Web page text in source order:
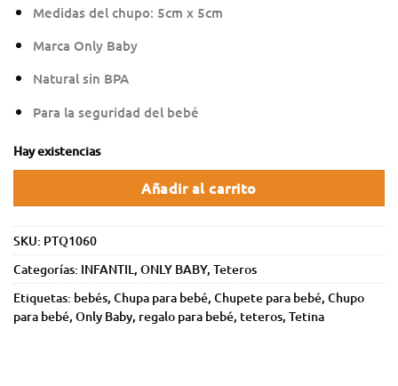
Medidas del chupo: 5cm x 5cm
Marca Only Baby
Natural sin BPA
Para la seguridad del bebé
Hay existencias
Añadir al carrito
SKU: PTQ1060
Categorías: INFANTIL, ONLY BABY, Teteros
Etiquetas: bebés, Chupa para bebé, Chupete para bebé, Chupo
para bebé, Only Baby, regalo para bebé, teteros, Tetina